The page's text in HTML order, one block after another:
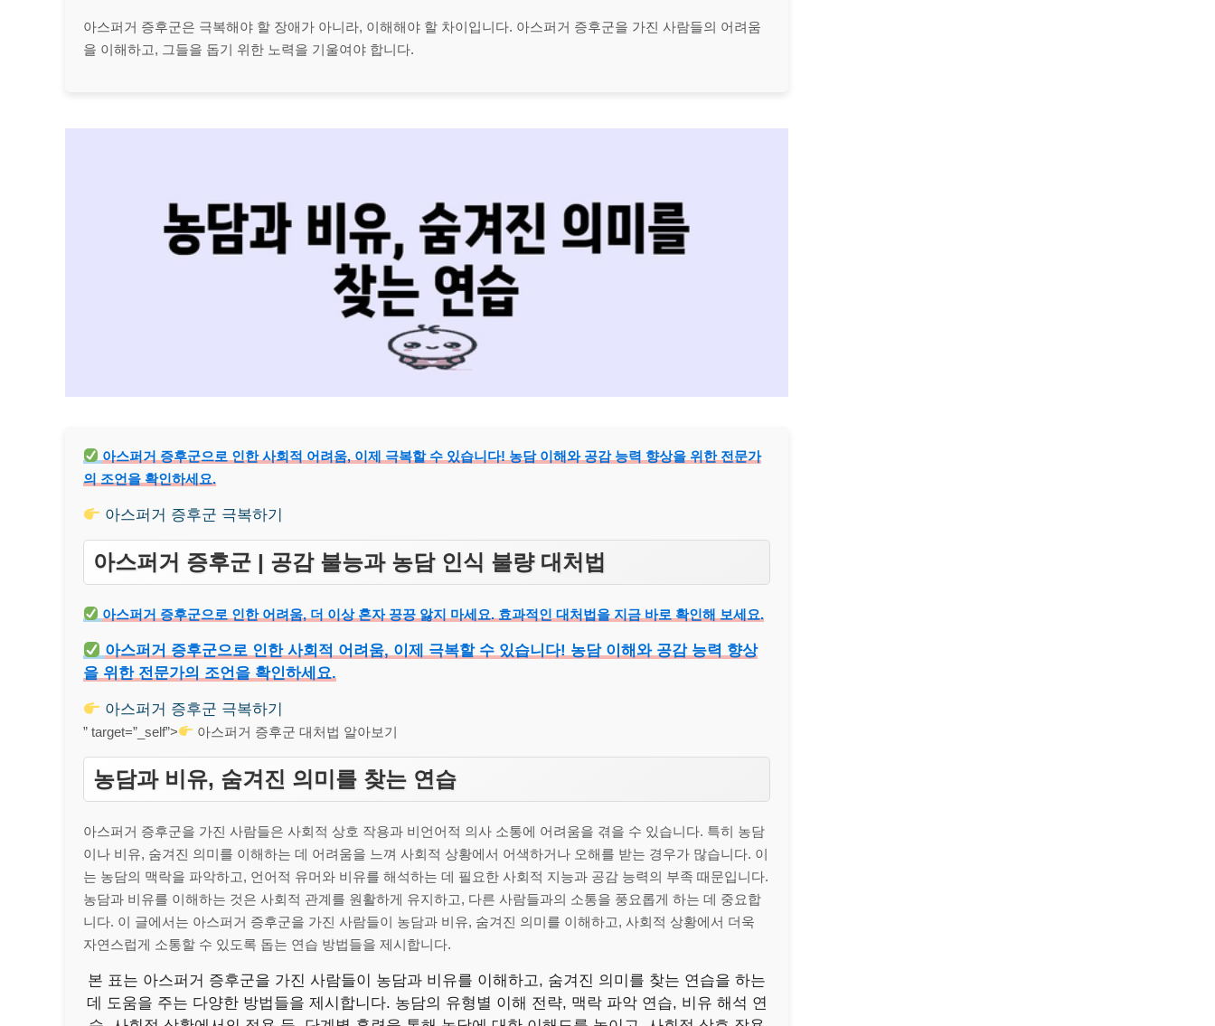
아스퍼거 증후군은 극복해야 할 장애가 아니라, 이해해야 할 차이입니다. 아스퍼거 증후군을 가진 사람들의 어려움
을 이해하고, 그들을 돕기 위한 노력을 기울여야 합니다.
아스퍼거 증후군으로 인한 사회적 어려움, 이제 극복할 수 있습니다! 농담 이해와 공감 능력 향상을 위한 전문가
의 조언을 확인하세요.
아스퍼거 증후군 극복하기
아스퍼거 증후군 | 공감 불능과 농담 인식 불량 대처법
아스퍼거 증후군으로 인한 어려움, 더 이상 혼자 끙끙 앓지 마세요. 효과적인 대처법을 지금 바로 확인해 보세요.
아스퍼거 증후군으로 인한 사회적 어려움, 이제 극복할 수 있습니다! 농담 이해와 공감 능력 향상
을 위한 전문가의 조언을 확인하세요.
아스퍼거 증후군 극복하기
” target=”_self”> 아스퍼거 증후군 대처법 알아보기
농담과 비유, 숨겨진 의미를 찾는 연습
아스퍼거 증후군을 가진 사람들은 사회적 상호 작용과 비언어적 의사 소통에 어려움을 겪을 수 있습니다. 특히 농담
이나 비유, 숨겨진 의미를 이해하는 데 어려움을 느껴 사회적 상황에서 어색하거나 오해를 받는 경우가 많습니다. 이
는 농담의 맥락을 파악하고, 언어적 유머와 비유를 해석하는 데 필요한 사회적 지능과 공감 능력의 부족 때문입니다.
농담과 비유를 이해하는 것은 사회적 관계를 원활하게 유지하고, 다른 사람들과의 소통을 풍요롭게 하는 데 중요합
니다. 이 글에서는 아스퍼거 증후군을 가진 사람들이 농담과 비유, 숨겨진 의미를 이해하고, 사회적 상황에서 더욱
자연스럽게 소통할 수 있도록 돕는 연습 방법들을 제시합니다.
본 표는 아스퍼거 증후군을 가진 사람들이 농담과 비유를 이해하고, 숨겨진 의미를 찾는 연습을 하는
데 도움을 주는 다양한 방법들을 제시합니다. 농담의 유형별 이해 전략, 맥락 파악 연습, 비유 해석 연